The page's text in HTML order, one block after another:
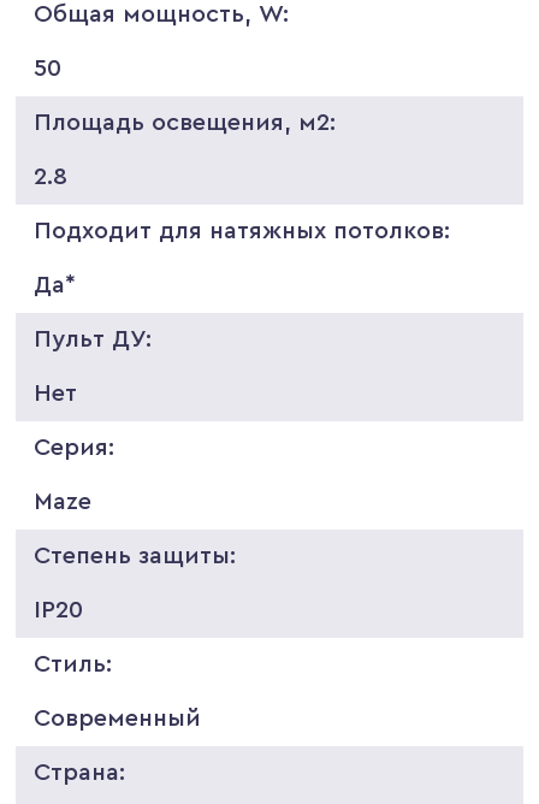
Общая мощность, W:
50
Площадь освещения, м2:
2.8
Подходит для натяжных потолков:
Да*
Пульт ДУ:
Нет
Серия:
Maze
Степень защиты:
IP20
Стиль:
Современный
Страна: